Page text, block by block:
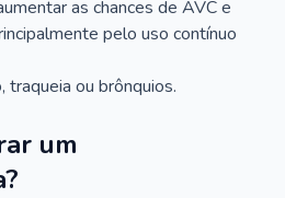
as chances de AVC e
pelo uso contínuo
traqueia ou brônquios.
um